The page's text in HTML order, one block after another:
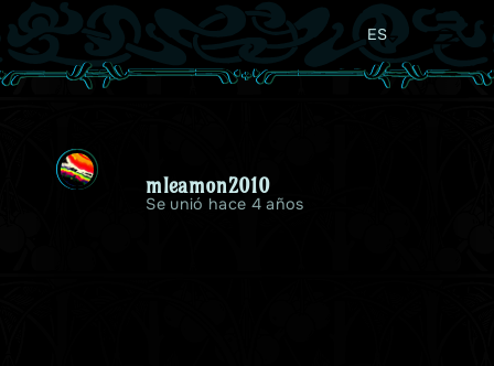
ES
mleamon2010
Se unió hace 4 años